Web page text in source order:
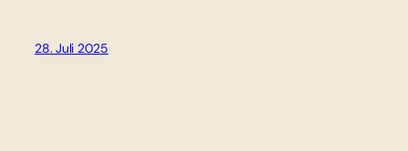
28. Juli 2025